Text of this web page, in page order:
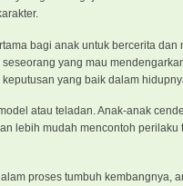
bagi anak untuk bercerita
yang mau
yang baik dalam
atau teladan. Anak-anak
lebih mudah mencontoh
proses tumbuh